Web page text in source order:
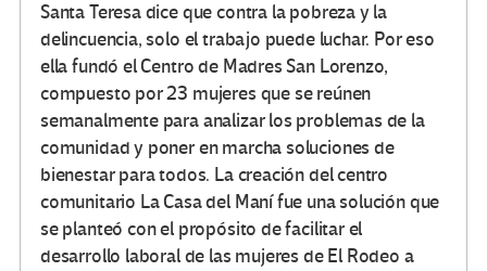
Santa Teresa dice que contra la pobreza y la
delincuencia, solo el trabajo puede luchar. Por eso
ella fundó el Centro de Madres San Lorenzo,
compuesto por 23 mujeres que se reúnen
semanalmente para analizar los problemas de la
comunidad y poner en marcha soluciones de
bienestar para todos. La creación del centro
comunitario La Casa del Maní fue una solución que
se planteó con el propósito de facilitar el
desarrollo laboral de las mujeres de El Rodeo a